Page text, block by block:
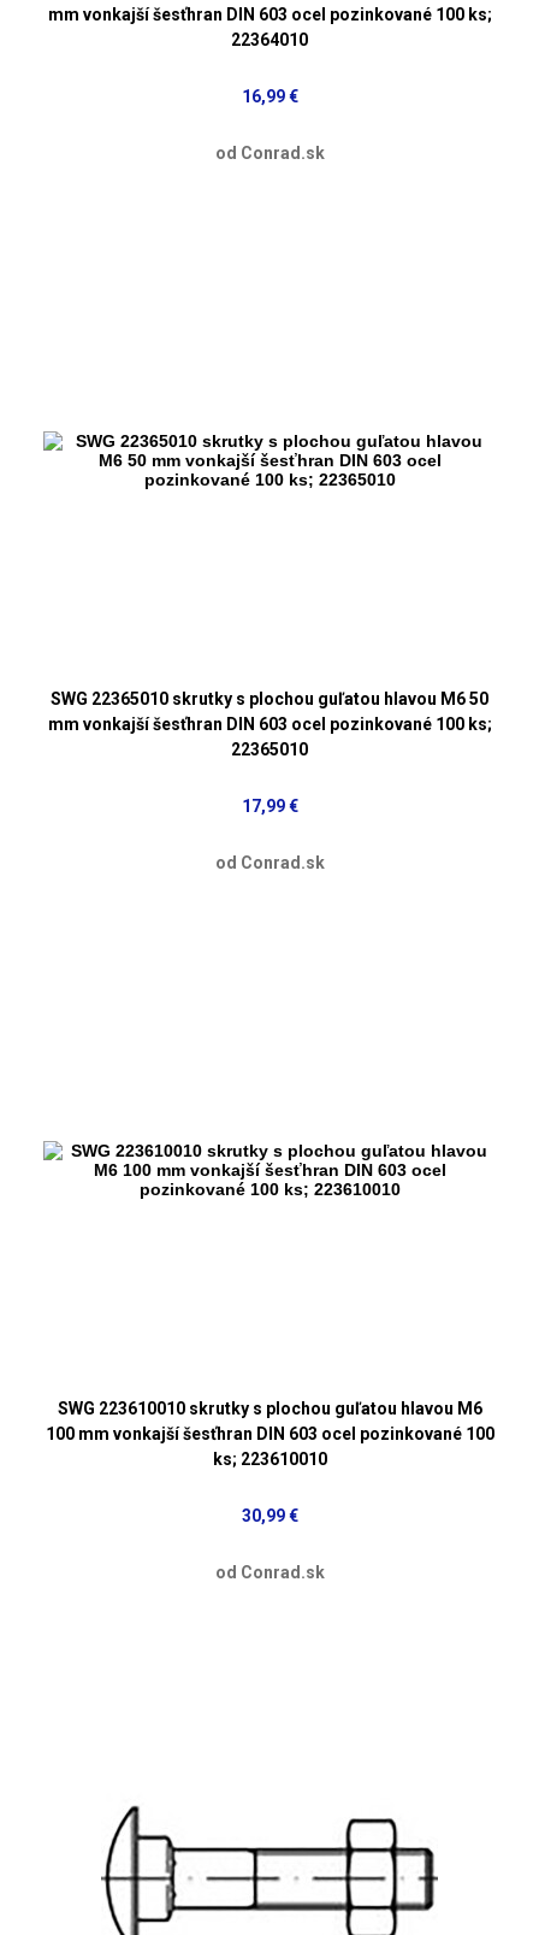
mm vonkajší šesťhran DIN 603 ocel pozinkované 100 ks;
22364010
16,99 €
od Conrad.sk
SWG 22365010 skrutky s plochou guľatou hlavou M6 50
mm vonkajší šesťhran DIN 603 ocel pozinkované 100 ks;
22365010
17,99 €
od Conrad.sk
SWG 223610010 skrutky s plochou guľatou hlavou M6
100 mm vonkajší šesťhran DIN 603 ocel pozinkované 100
ks; 223610010
30,99 €
od Conrad.sk